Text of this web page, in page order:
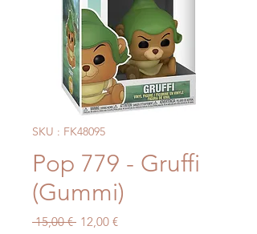
SKU : FK48095
Pop 779 - Gruffi
(Gummi)
15,00 € Prix
12,00 €Prix